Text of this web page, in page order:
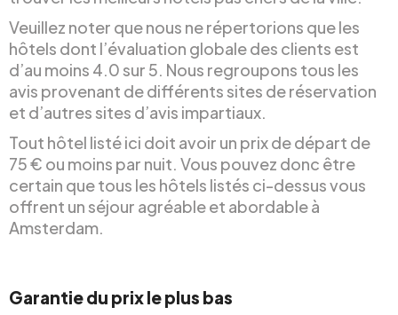
Veuillez noter que nous ne répertorions que les
hôtels dont l’évaluation globale des clients est
d’au moins 4.0 sur 5. Nous regroupons tous les
avis provenant de différents sites de réservation
et d’autres sites d’avis impartiaux.
Tout hôtel listé ici doit avoir un prix de départ de
75 € ou moins par nuit. Vous pouvez donc être
certain que tous les hôtels listés ci-dessus vous
offrent un séjour agréable et abordable à
Amsterdam.
Garantie du prix le plus bas